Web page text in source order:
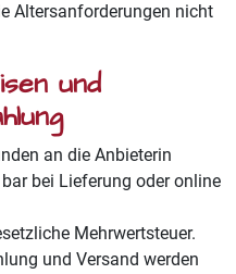
Altersanforderungen nicht
und
an die Anbieterin
bei Lieferung oder online
Mehrwertsteuer.
und Versand werden